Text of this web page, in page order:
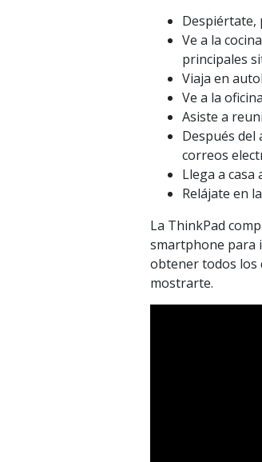
Despiértate,
Ve a la
principales
Viaja en
Ve a la
Asiste a
Después del
correos
Llega a
Relájate en
La ThinkPad
smartphone para
obtener todos los
mostrarte.